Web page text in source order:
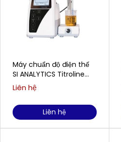
Máy chuẩn độ điện thế
SI ANALYTICS Titroline
5000
Liên hệ
Liên hệ